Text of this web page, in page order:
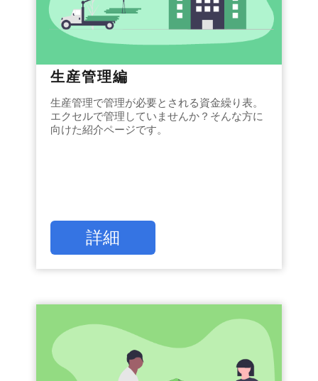
生産管理編
生産管理で管理が必要とされる資金繰り表。
エクセルで管理していませんか？そんな方に
向けた紹介ページです。
詳細